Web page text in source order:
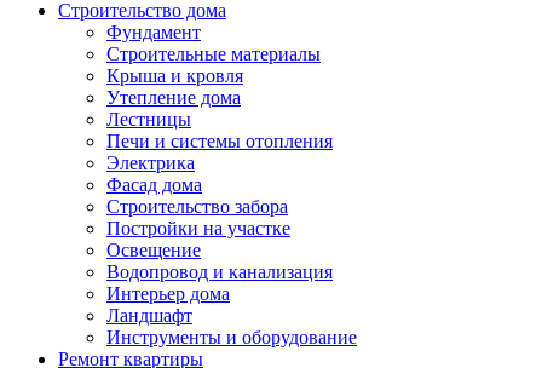
Строительство дома
Фундамент
Строительные материалы
Крыша и кровля
Утепление дома
Лестницы
Печи и системы отопления
Электрика
Фасад дома
Строительство забора
Постройки на участке
Освещение
Водопровод и канализация
Интерьер дома
Ландшафт
Инструменты и оборудование
Ремонт квартиры